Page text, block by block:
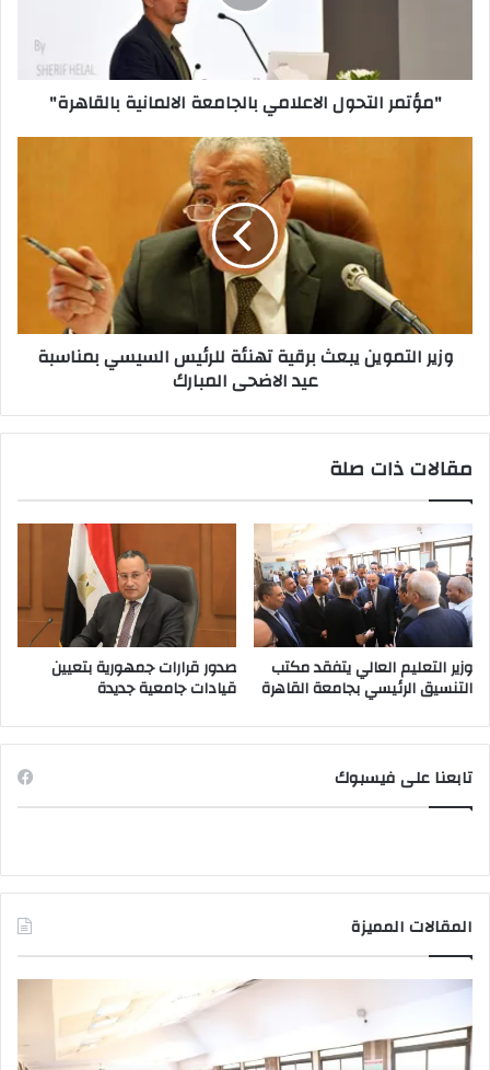
"مؤتمر التحول الاعلامي بالجامعة الالمانية بالقاهرة"
عيد
الاضحى
وزير التموين يبعث برقية تهنئة للرئيس السيسي بمناسبة
عيد الاضحى المبارك
مقالات ذات صلة
وزير التعليم العالي يتفقد مكتب
التنسيق الرئيسي بجامعة القاهرة
صدور قرارات جمهورية بتعيين
قيادات جامعية جديدة
تابعنا على فيسبوك
المقالات المميزة
وزير
العالي
يتفقد